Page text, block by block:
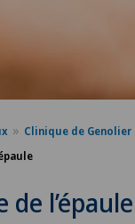
Clinique de Genolier
de l’épaule